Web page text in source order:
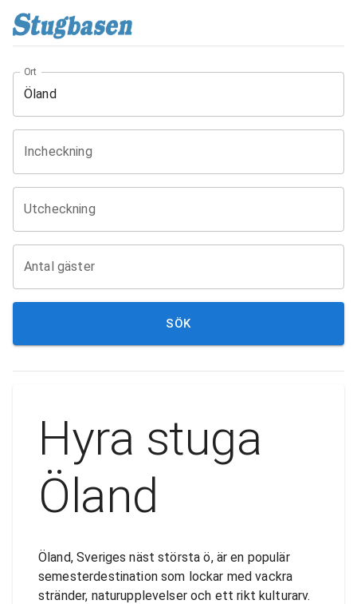
Ort
Incheckning
Utcheckning
Antal gäster
SÖK
Hyra stuga
Öland
Öland, Sveriges näst största ö, är en populär
semesterdestination som lockar med vackra
stränder, naturupplevelser och ett rikt kulturarv.